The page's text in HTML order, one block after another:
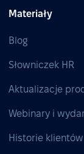
Materiały
Blog
Słowniczek HR
Aktualizacje
Webinary i
Historie klientów